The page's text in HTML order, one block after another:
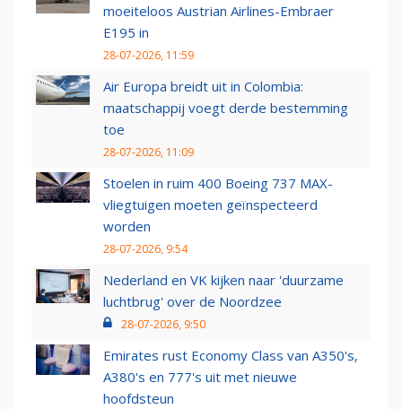
moeiteloos Austrian Airlines-Embraer
E195 in
28-07-2026, 11:59
Air Europa breidt uit in Colombia:
maatschappij voegt derde bestemming
toe
28-07-2026, 11:09
Stoelen in ruim 400 Boeing 737 MAX-
vliegtuigen moeten geïnspecteerd
worden
28-07-2026, 9:54
Nederland en VK kijken naar 'duurzame
luchtbrug' over de Noordzee
28-07-2026, 9:50
Emirates rust Economy Class van A350's,
A380's en 777's uit met nieuwe
hoofdsteun